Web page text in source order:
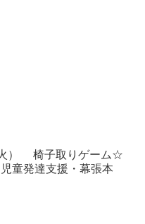
りゲーム☆
童発達支援・幕張本